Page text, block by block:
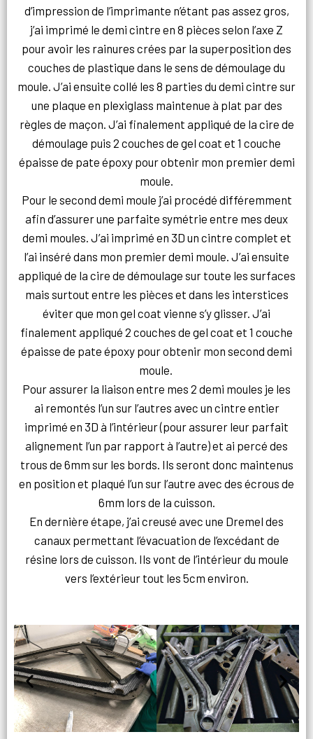
d’impression de l’imprimante n’étant pas assez gros,
j’ai imprimé le demi cintre en 8 pièces selon l’axe Z
pour avoir les rainures crées par la superposition des
couches de plastique dans le sens de démoulage du
moule. J’ai ensuite collé les 8 parties du demi cintre sur
une plaque en plexiglass maintenue à plat par des
règles de maçon. J’ai finalement appliqué de la cire de
démoulage puis 2 couches de gel coat et 1 couche
épaisse de pate époxy pour obtenir mon premier demi
moule.
Pour le second demi moule j’ai procédé différemment
afin d’assurer une parfaite symétrie entre mes deux
demi moules. J’ai imprimé en 3D un cintre complet et
l’ai inséré dans mon premier demi moule. J’ai ensuite
appliqué de la cire de démoulage sur toute les surfaces
mais surtout entre les pièces et dans les interstices
éviter que mon gel coat vienne s’y glisser. J’ai
finalement appliqué 2 couches de gel coat et 1 couche
épaisse de pate époxy pour obtenir mon second demi
moule.
Pour assurer la liaison entre mes 2 demi moules je les
ai remontés l’un sur l’autres avec un cintre entier
imprimé en 3D à l’intérieur (pour assurer leur parfait
alignement l’un par rapport à l’autre) et ai percé des
trous de 6mm sur les bords. Ils seront donc maintenus
en position et plaqué l’un sur l’autre avec des écrous de
6mm lors de la cuisson.
En dernière étape, j’ai creusé avec une Dremel des
canaux permettant l’évacuation de l’excédant de
résine lors de cuisson. Ils vont de l’intérieur du moule
vers l’extérieur tout les 5cm environ.